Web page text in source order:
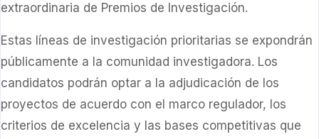
extraordinaria de Premios de Investigación.
Estas líneas de investigación prioritarias se expondrán
públicamente a la comunidad investigadora. Los
candidatos podrán optar a la adjudicación de los
proyectos de acuerdo con el marco regulador, los
criterios de excelencia y las bases competitivas que